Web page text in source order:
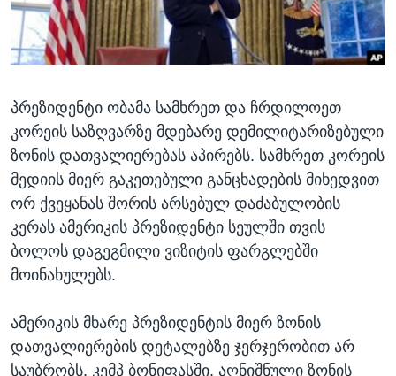
ᲡᲢᲣᲓᲘᲐ ᲕᲐᲨᲘᲜᲒᲢᲝᲜᲘ
ᲔᲙᲝᲜᲝᲛᲘᲙᲐ
ᲯᲐᲜᲛᲠᲗᲔᲚᲝᲑᲐ
ᲘᲜᲢᲔᲠᲕᲘᲣ
ᲙᲣᲚᲢᲣᲠᲐ
ᲒᲐᲚᲘᲚᲔᲝ
ᲓᲔᲖᲘᲜᲤᲝᲠᲛᲐᲪᲘᲐ
Learning English
ენები
პრეზიდენტი ობამა სამხრეთ და ჩრდილოეთ
კორეის საზღვარზე მდებარე დემილიტარიზებული
ზონის დათვალიერებას აპირებს. სამხრეთ კორეის
მედიის მიერ გაკეთებული განცხადების მიხედვით
ორ ქვეყანას შორის არსებულ დაძაბულობის
კერას ამერიკის პრეზიდენტი სეულში თვის
ბოლოს დაგეგმილი ვიზიტის ფარგლებში
მოინახულებს.
ამერიკის მხარე პრეზიდენტის მიერ ზონის
დათვალიერების დეტალებზე ჯერჯერობით არ
საუბრობს. კემპ ბონიფასში, აღნიშნული ზონის